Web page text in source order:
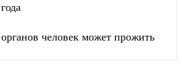
человек может прожить